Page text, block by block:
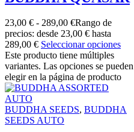
23,00 € - 289,00 €Rango de
precios: desde 23,00 € hasta
289,00 € Seleccionar opciones
Este producto tiene múltiples
variantes. Las opciones se pueden
elegir en la página de producto
BUDDHA SEEDS, BUDDHA
SEEDS AUTO